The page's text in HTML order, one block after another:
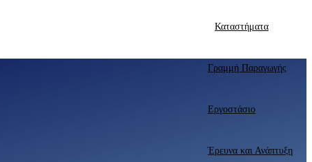
Καταστήματα
Γραμμή Παραγωγής
Εργοστάσιο
Έρευνα και Ανάπτυξη